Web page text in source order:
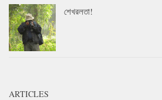
শেখরলতা!
ARTICLES